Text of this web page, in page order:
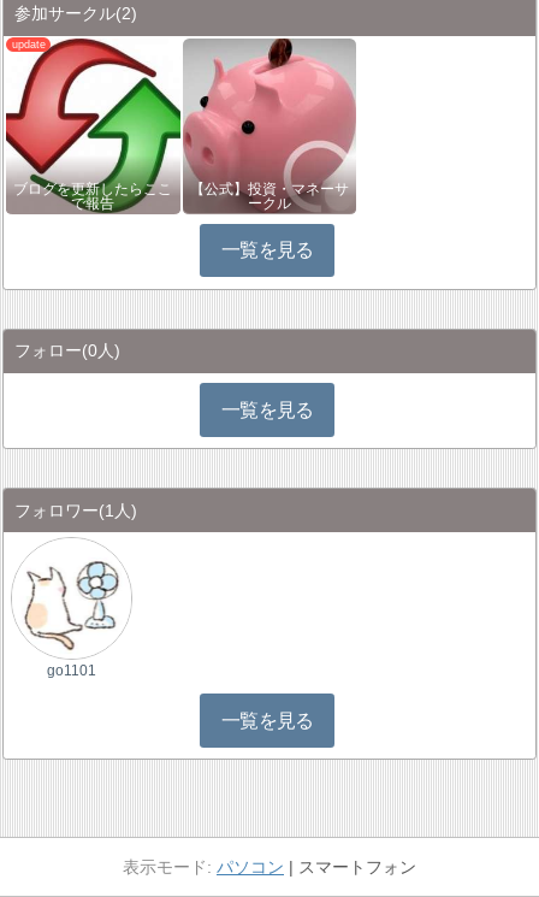
参加サークル(2)
ブログを更新したらここ
で報告
【公式】投資・マネーサ
ークル
一覧を見る
フォロー(0人)
一覧を見る
フォロワー(1人)
go1101
一覧を見る
パソコン スマートフォン